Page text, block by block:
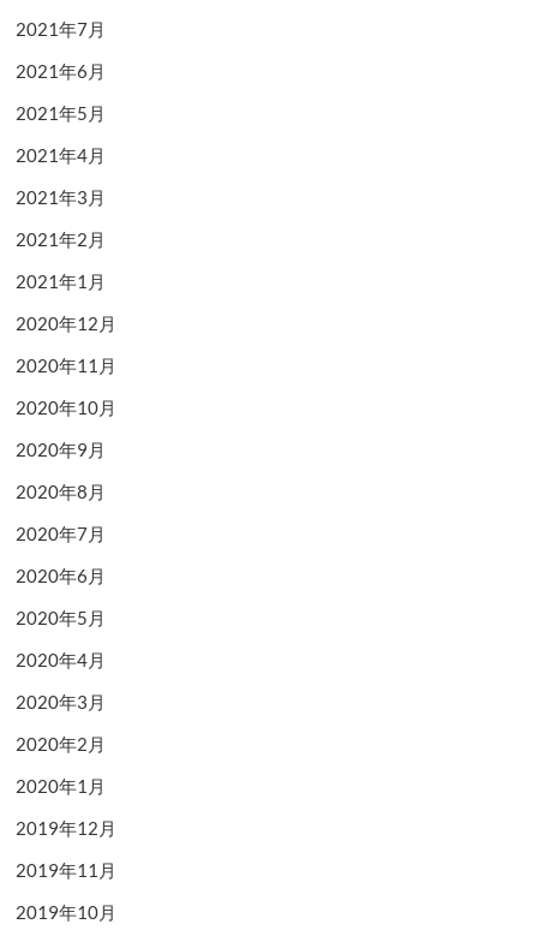
2021年7月
2021年6月
2021年5月
2021年4月
2021年3月
2021年2月
2021年1月
2020年12月
2020年11月
2020年10月
2020年9月
2020年8月
2020年7月
2020年6月
2020年5月
2020年4月
2020年3月
2020年2月
2020年1月
2019年12月
2019年11月
2019年10月